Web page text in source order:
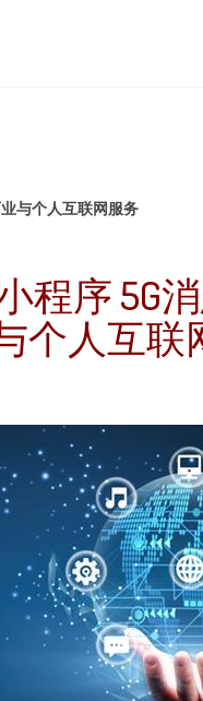
与个人互联网服务
程序 5G
个人互联